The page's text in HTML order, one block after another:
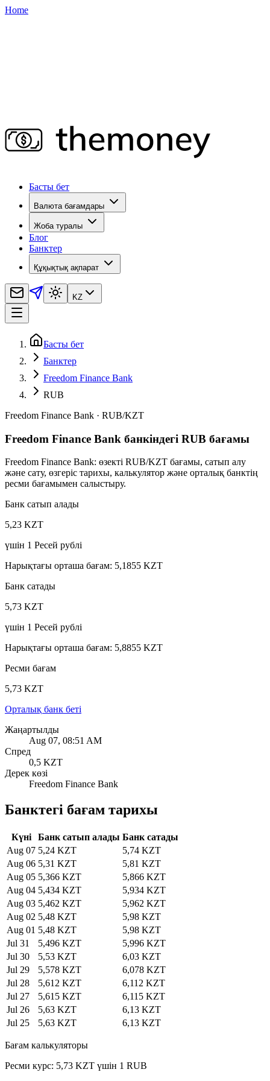
Home
Басты бет
Валюта бағамдары
Жоба туралы
Блог
Банктер
Құқықтық ақпарат
KZ
Басты бет
Банктер
Freedom Finance Bank
RUB
Freedom Finance Bank · RUB/KZT
Freedom Finance Bank банкіндегі RUB бағамы
Freedom Finance Bank: өзекті RUB/KZT бағамы, сатып алу
және сату, өзгеріс тарихы, калькулятор және орталық банктің
ресми бағамымен салыстыру.
Банк сатып алады
5,23 KZT
үшін 1 Ресей рублі
Нарықтағы орташа бағам: 5,1855 KZT
Банк сатады
5,73 KZT
үшін 1 Ресей рублі
Нарықтағы орташа бағам: 5,8855 KZT
Ресми бағам
5,73 KZT
Орталық банк беті
Жаңартылды
Aug 07, 08:51 AM
Спред
0,5 KZT
Дерек көзі
Freedom Finance Bank
Банктегі бағам тарихы
Күні Банк сатып алады Банк сатады
Aug 07 5,24 KZT
5,74 KZT
Aug 06 5,31 KZT
5,81 KZT
Aug 05 5,366 KZT
5,866 KZT
Aug 04 5,434 KZT
5,934 KZT
Aug 03 5,462 KZT
5,962 KZT
Aug 02 5,48 KZT
5,98 KZT
Aug 01 5,48 KZT
5,98 KZT
Jul 31
5,496 KZT
5,996 KZT
Jul 30
5,53 KZT
6,03 KZT
Jul 29
5,578 KZT
6,078 KZT
Jul 28
5,612 KZT
6,112 KZT
Jul 27
5,615 KZT
6,115 KZT
Jul 26
5,63 KZT
6,13 KZT
Jul 25
5,63 KZT 6,13 KZT
Бағам калькуляторы
Ресми курс: 5,73 KZT үшін 1 RUB